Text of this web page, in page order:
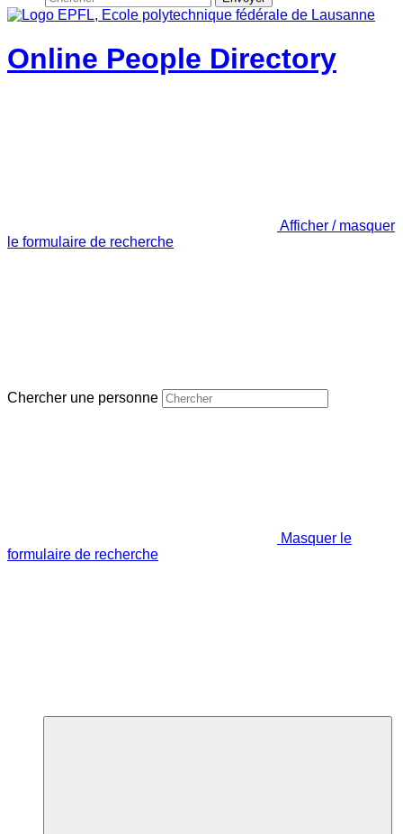
Online People Directory
Afficher / masquer
le formulaire de recherche
Chercher une personne
Masquer le
formulaire de recherche